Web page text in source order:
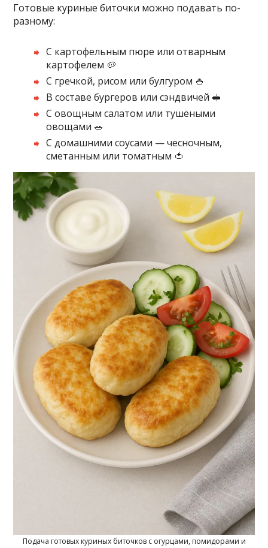
Готовые куриные биточки можно подавать по-
разному:
С картофельным пюре или отварным
картофелем 🥔
С гречкой, рисом или булгуром 🍚
В составе бургеров или сэндвичей 🥪
С овощным салатом или тушёными
овощами 🥗
С домашними соусами — чесночным,
сметанным или томатным 🍅
Подача готовых куриных биточков с огурцами, помидорами и